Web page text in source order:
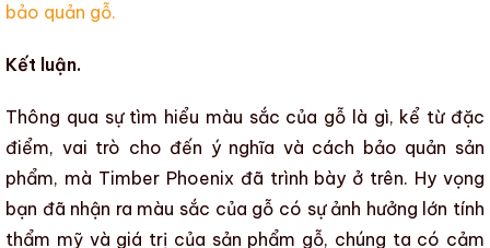
bảo quản gỗ.
Kết luận.
Thông qua sự tìm hiểu màu sắc của gỗ là gì, kể từ đặc
điểm, vai trò cho đến ý nghĩa và cách bảo quản sản
phẩm, mà Timber Phoenix đã trình bày ở trên. Hy vọng
bạn đã nhận ra màu sắc của gỗ có sự ảnh hưởng lớn tính
thẩm mỹvà giá trị của sản phẩm gỗ, chúng ta có cảm